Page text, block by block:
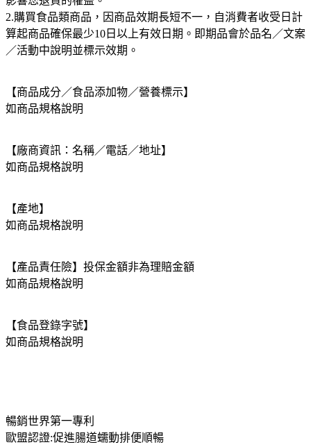
2.購買食品類商品，因商品效期長短不一，自消費者收受日計
算起商品確保最少10日以上有效日期。即期品會於品名／文案
／活動中說明並標示效期。
【商品成分／食品添加物／營養標示】
如商品規格說明
【廠商資訊：名稱／電話／地址】
如商品規格說明
【產地】
如商品規格說明
【產品責任險】投保金額非為理賠金額
如商品規格說明
【食品登錄字號】
如商品規格說明
暢銷世界第一專利
歐盟認證:促進腸道蠕動排便順暢